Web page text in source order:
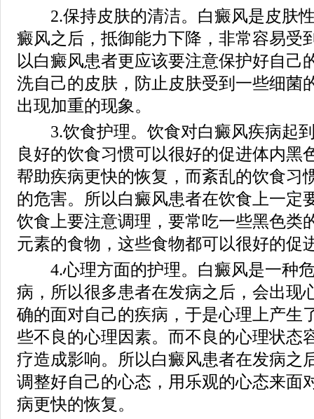
2.保持皮肤的清洁。白癜风是皮肤性
癜风之后，抵御能力下降，非常容易受
以白癜风患者更应该要注意保护好自己
洗自己的皮肤，防止皮肤受到一些细菌
出现加重的现象。
3.饮食护理。饮食对白癜风疾病起到
良好的饮食习惯可以很好的促进体内黑
帮助疾病更快的恢复，而紊乱的饮食习
的危害。所以白癜风患者在饮食上一定
饮食上要注意调理，要常吃一些黑色类
元素的食物，这些食物都可以很好的促
4.心理方面的护理。白癜风是一种危
病，所以很多患者在发病之后，会出现
确的面对自己的疾病，于是心理上产生
些不良的心理因素。而不良的心理状态
疗造成影响。所以白癜风患者在发病之
调整好自己的心态，用乐观的心态来面
病更快的恢复。